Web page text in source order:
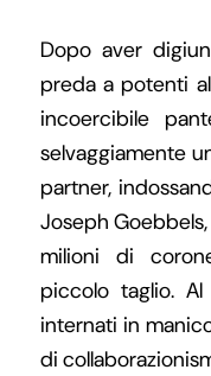
Dopo aver
preda a potenti
incoercibile
selvaggiamente
partner,
Joseph
milioni di
piccolo taglio.
internati in
di